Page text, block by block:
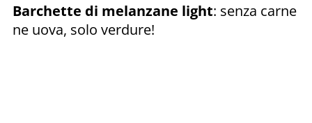
Barchette di melanzane light: senza carne
ne uova, solo verdure!